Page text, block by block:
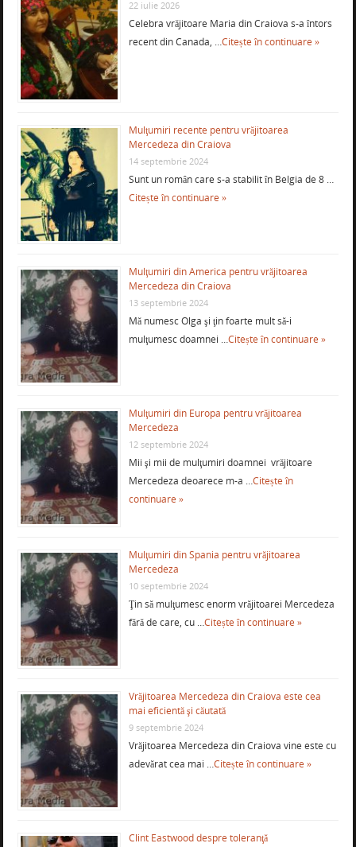
22 iulie 2026
Celebra vrăjitoare Maria din Craiova s-a întors
recent din Canada, …Citește în continuare »
Mulţumiri recente pentru vrăjitoarea
Mercedeza din Craiova
14 septembrie 2024
Sunt un român care s-a stabilit în Belgia de 8 …
Citește în continuare »
Mulţumiri din America pentru vrăjitoarea
Mercedeza din Craiova
13 septembrie 2024
Mă numesc Olga şi ţin foarte mult să-i
mulţumesc doamnei …Citește în continuare »
Mulţumiri din Europa pentru vrăjitoarea
Mercedeza
12 septembrie 2024
Mii şi mii de mulţumiri doamnei vrăjitoare
Mercedeza deoarece m-a …Citește în
continuare »
Mulţumiri din Spania pentru vrăjitoarea
Mercedeza
10 septembrie 2024
Ţin să mulţumesc enorm vrăjitoarei Mercedeza
fără de care, cu …Citește în continuare »
Vrăjitoarea Mercedeza din Craiova este cea
mai eficientă şi căutată
9 septembrie 2024
Vrăjitoarea Mercedeza din Craiova vine este cu
adevărat cea mai …Citește în continuare »
Clint Eastwood despre toleranţă